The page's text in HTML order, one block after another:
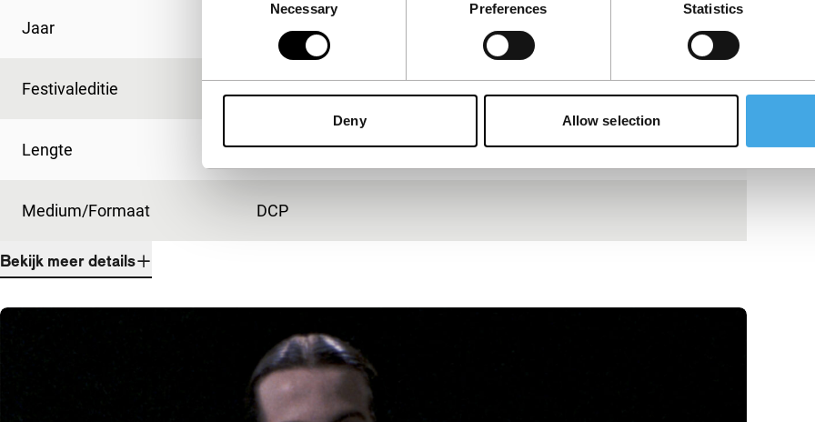
Necessary Preferences Statistics
Deny Allow selection
Jaar 1987
Festivaleditie
Lengte 120'
Medium/Formaat DCP
Bekijk meer details